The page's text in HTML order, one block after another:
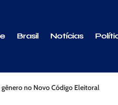
Brasil Notícias
no Novo Código Eleitoral